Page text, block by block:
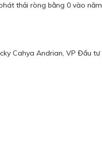
thải ròng bằng 0 vào năm
Cahya Andrian, VP Đầu tư